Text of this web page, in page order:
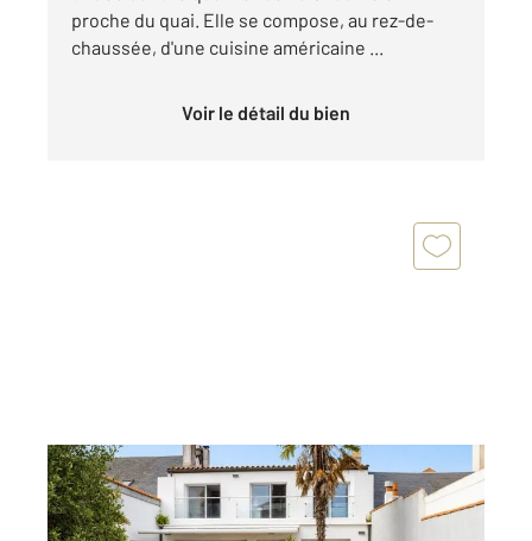
proche du quai. Elle se compose, au rez-de-
chaussée, d'une cuisine américaine ...
Voir le détail du bien
LES SABLES D OLONNE 85
136,32 m2, 5 pièces
Ref : 1631